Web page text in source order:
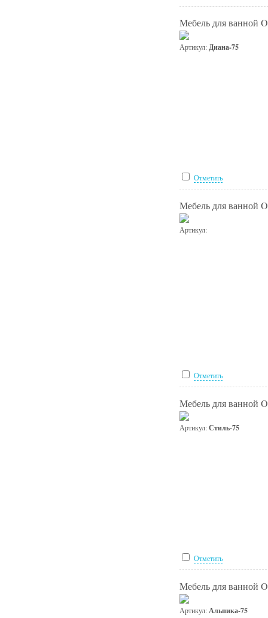
Мебель для ванной
Артикул:Диана-75
Отметить
Мебель для ванной
Артикул:
Отметить
Мебель для ванной
Артикул:Стиль-75
Отметить
Мебель для ванной
Артикул:Альпика-75